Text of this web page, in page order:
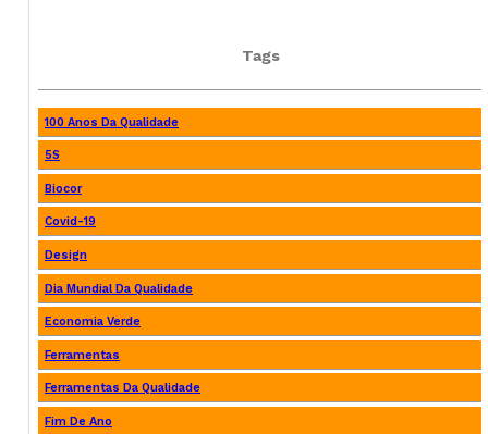
Tags
100 Anos Da Qualidade
5S
Biocor
Covid-19
Design
Dia Mundial Da Qualidade
Economia Verde
Ferramentas
Ferramentas Da Qualidade
Fim De Ano